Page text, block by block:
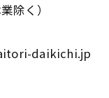
除く）
daikichi.jp